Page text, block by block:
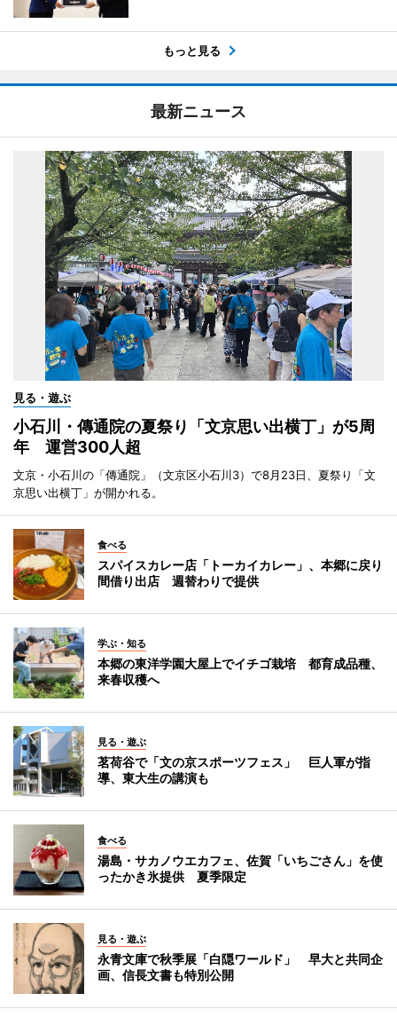
もっと見る
最新ニュース
見る・遊ぶ
小石川・傳通院の夏祭り「文京思い出横丁」が5周
年 運営300人超
文京・小石川の「傳通院」（文京区小石川3）で8月23日、夏祭り「文
京思い出横丁」が開かれる。
食べる
スパイスカレー店「トーカイカレー」、本郷に戻り
間借り出店 週替わりで提供
学ぶ・知る
本郷の東洋学園大屋上でイチゴ栽培 都育成品種、
来春収穫へ
見る・遊ぶ
茗荷谷で「文の京スポーツフェス」 巨人軍が指
導、東大生の講演も
食べる
湯島・サカノウエカフェ、佐賀「いちごさん」を使
ったかき氷提供 夏季限定
見る・遊ぶ
永青文庫で秋季展「白隠ワールド」 早大と共同企
画、信長文書も特別公開